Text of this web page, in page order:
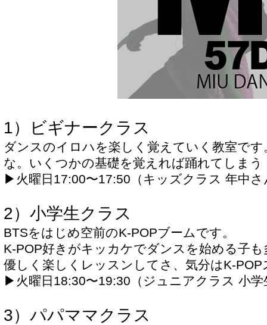
1）ビギナークラス
ダンスのイロハを楽しく覚えていく教室で
な。いくつかの基礎を覚えれば踊れてしまう
▶︎火曜日17:00〜17:50（キッズクラス 年中さ
2）小学生クラス
BTSをはじめ空前のK-POPブームです。
K-POP好きがキッカケでダンスを始める子
優しく楽しくレッスンしてさ、気分はK-POP
▶︎火曜日18:30〜19:30（ジュニアクラス 小学
3）パパママクラ ス